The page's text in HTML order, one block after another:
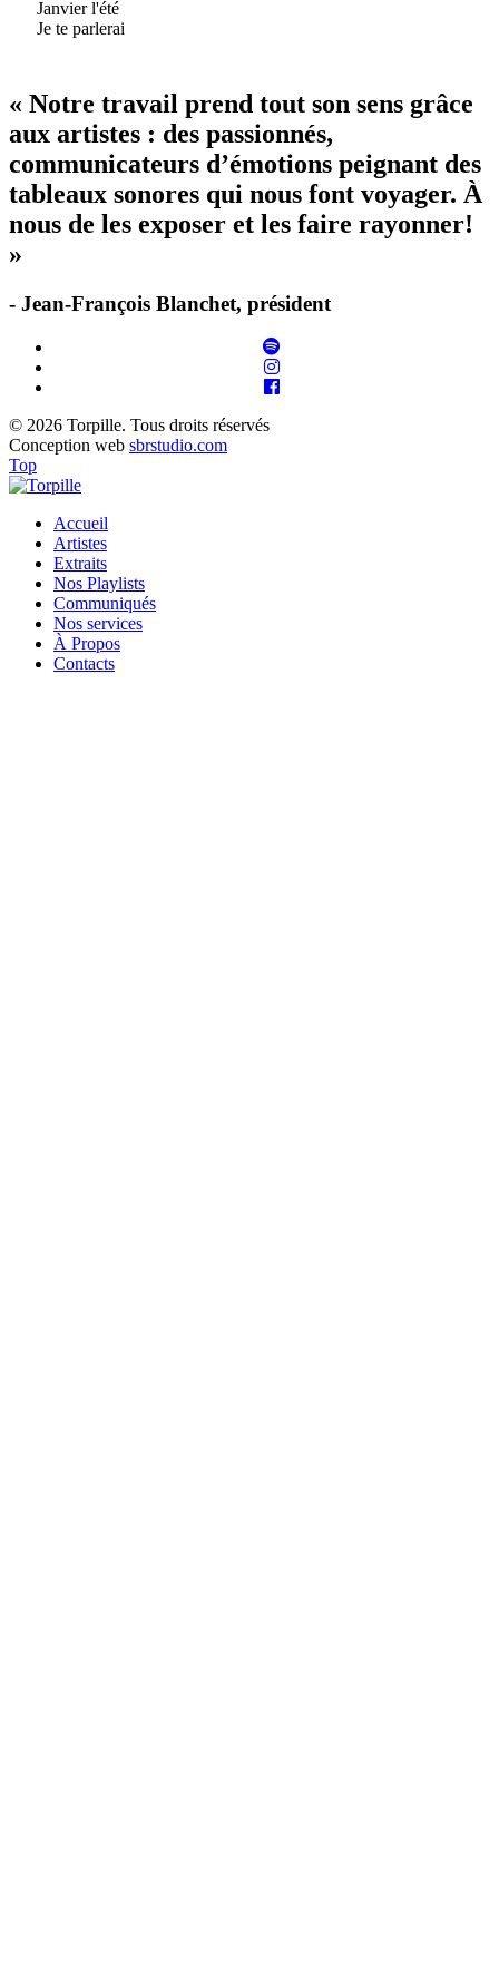
Janvier l'été
Je te parlerai
« Notre travail prend tout son sens grâce
aux artistes : des passionnés,
communicateurs d’émotions peignant des
tableaux sonores qui nous font voyager. À
nous de les exposer et les faire rayonner!
»
- Jean-François Blanchet, président
© 2026 Torpille. Tous droits réservés
Conception web sbrstudio.com
Top
Accueil
Artistes
Extraits
Nos Playlists
Communiqués
Nos services
À Propos
Contacts